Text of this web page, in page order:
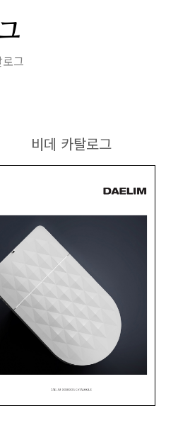
그
비데 카탈로그